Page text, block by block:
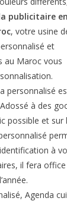
publicitaire
, votre usine
et
au Maroc vous
personnalisé
à des
possible et sur
à
il fera
Agenda